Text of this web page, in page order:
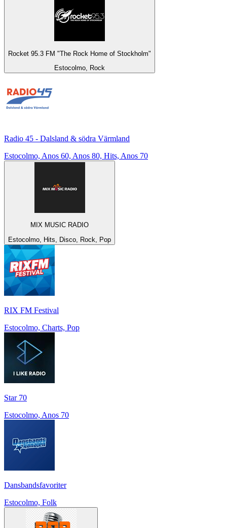
Rocket 95.3 FM "The Rock Home of Stockholm"
Estocolmo, Rock
Radio 45 - Dalsland & södra Värmland
Estocolmo, Anos 60, Anos 80, Hits, Anos 70
MIX MUSIC RADIO
Estocolmo, Hits, Disco, Rock, Pop
RIX FM Festival
Estocolmo, Charts, Pop
Star 70
Estocolmo, Anos 70
Dansbandsfavoriter
Estocolmo, Folk